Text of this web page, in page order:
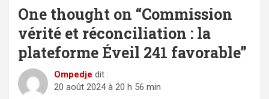
One thought on “Commission
vérité et réconciliation : la
plateforme Éveil 241 favorable”
Ompedje dit :
20 août 2024 à 20 h 56 min